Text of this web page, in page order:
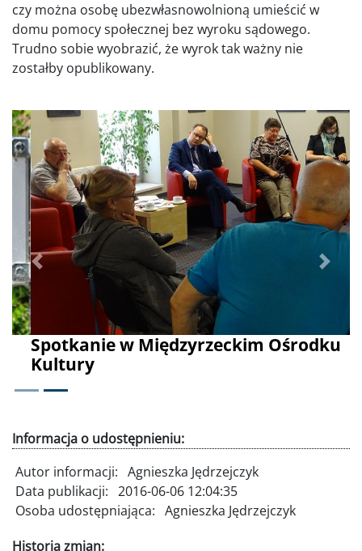
czy można osobę ubezwłasnowolnioną umieścić w
domu pomocy społecznej bez wyroku sądowego.
Trudno sobie wyobrazić, że wyrok tak ważny nie
zostałby opublikowany.
Spotkanie w Międzyrzeckim Ośrodku
Kultury
Poprzednie Dalej
Informacja o udostępnieniu:
Autor informacji: Agnieszka Jędrzejczyk
Data publikacji: 2016-06-06 12:04:35
Osoba udostępniająca: Agnieszka Jędrzejczyk
Historia zmian: